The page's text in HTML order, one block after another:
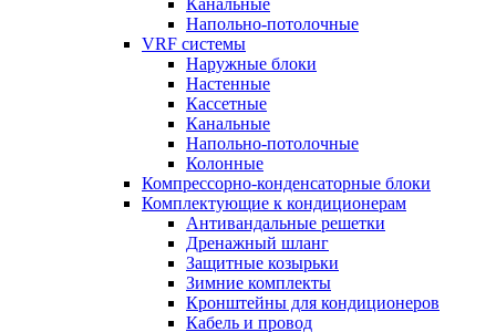
Канальные
Напольно-потолочные
VRF системы
Наружные блоки
Настенные
Кассетные
Канальные
Напольно-потолочные
Колонные
Компрессорно-конденсаторные блоки
Комплектующие к кондиционерам
Антивандальные решетки
Дренажный шланг
Защитные козырьки
Зимние комплекты
Кронштейны для кондиционеров
Кабель и провод